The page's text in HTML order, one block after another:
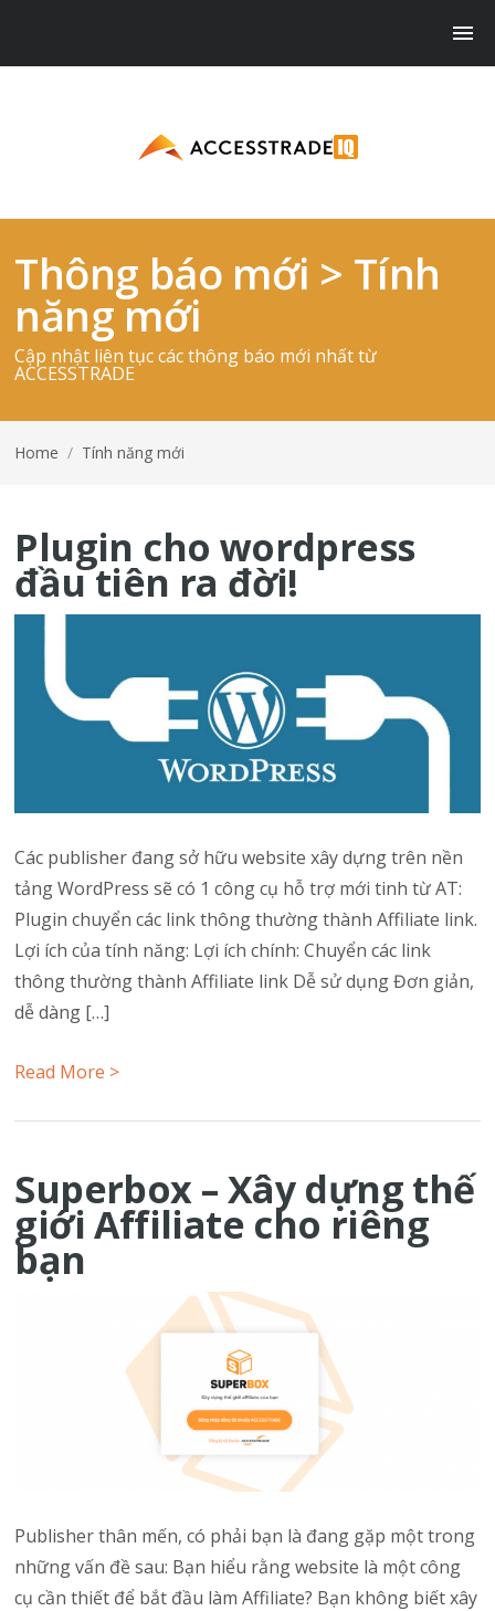
Thông báo mới > Tính
năng mới
Cập nhật liên tục các thông báo mới nhất từ
ACCESSTRADE
Home / Tính năng mới
Plugin cho wordpress
đầu tiên ra đời!
Các publisher đang sở hữu website xây dựng trên nền
tảng WordPress sẽ có 1 công cụ hỗ trợ mới tinh từ AT:
Plugin chuyển các link thông thường thành Affiliate link.
Lợi ích của tính năng: Lợi ích chính: Chuyển các link
thông thường thành Affiliate link Dễ sử dụng Đơn giản,
dễ dàng […]
Read More >
Superbox – Xây dựng thế
giới Affiliate cho riêng
bạn
Publisher thân mến, có phải bạn là đang gặp một trong
những vấn đề sau: Bạn hiểu rằng website là một công
cụ cần thiết để bắt đầu làm Affiliate? Bạn không biết xây